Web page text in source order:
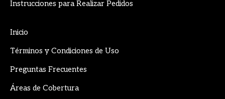
Instrucciones para Realizar Pedidos
Inicio
Términos y Condiciones de Uso
Preguntas Frecuentes
Áreas de Cobertura